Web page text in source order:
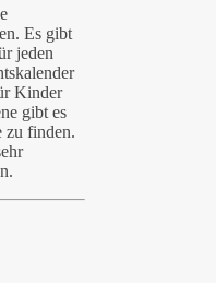
Es gibt
jeden
Kinder
gibt es
zu finden.